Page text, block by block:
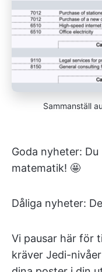
Sammanställ
Goda nyheter:
matematik! 🤩
Dåliga nyheter:
Vi pausar här för
kräver Jedi-